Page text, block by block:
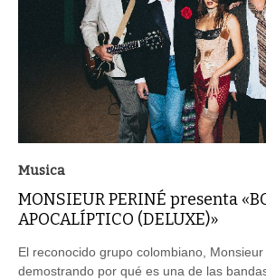
Musica
MONSIEUR PERINÉ presenta
APOCALÍPTICO (DELUXE)»
El reconocido grupo colombiano,
demostrando por qué es una de las